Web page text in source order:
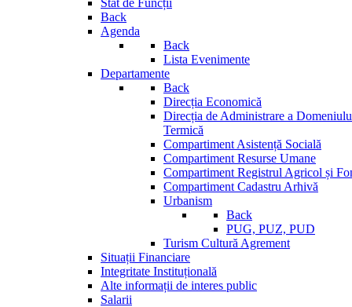
Stat de Funcții
Back
Agenda
Back
Lista Evenimente
Departamente
Back
Direcția Economică
Direcția de Administrare a
Termică
Compartiment Asistență Socială
Compartiment Resurse Umane
Compartiment Registrul Agricol și
Compartiment Cadastru Arhivă
Urbanism
Back
PUG, PUZ, PUD
Turism Cultură Agrement
Situații Financiare
Integritate Instituțională
Alte informații de interes public
Salarii